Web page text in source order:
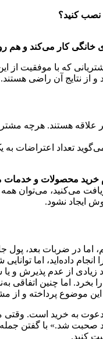
نصب کنید؟
خانگی کار می‌کند و
که با موفقیت از
از نتایج آن راضی هستند.
هستند. هر‌چه
تعداد اعتراضات
محصولات و خدمات
می‌کنید، می‌توان
ایجاد نشود.
اما در ضربات بعد، پول
داده‌ا‌ید، اما
از عدم پذیرش و
اما چنین اتفاقی
موضوع پرداخته و از
به خرید است. وقتی
صحبت شد.» با گفتن
کنید.